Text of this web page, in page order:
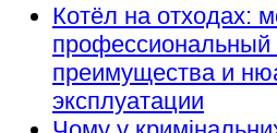
Котёл на отходах:
профессиональный
преимущества и
эксплуатации